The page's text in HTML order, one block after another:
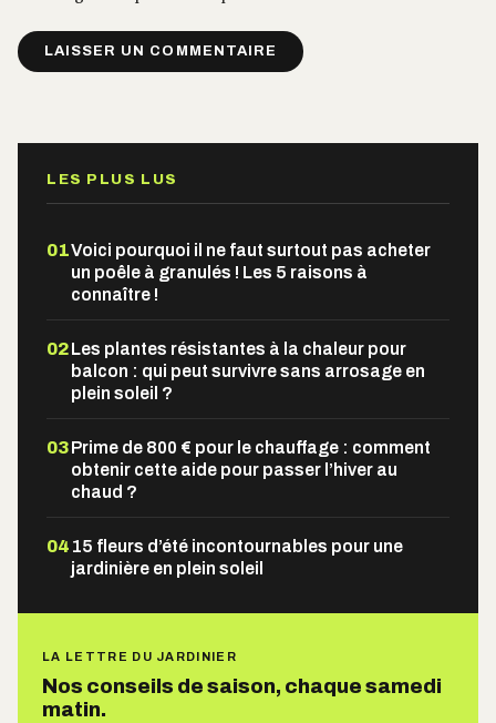
LES PLUS LUS
01Voici pourquoi il ne faut surtout pas acheter
un poêle à granulés ! Les 5 raisons à
connaître !
02Les plantes résistantes à la chaleur pour
balcon : qui peut survivre sans arrosage en
plein soleil ?
03Prime de 800 € pour le chauffage : comment
obtenir cette aide pour passer l’hiver au
chaud ?
04 15 fleurs d’été incontournables pour une
jardinière en plein soleil
LA LETTRE DU JARDINIER
Nos conseils de saison, chaque samedi
matin.